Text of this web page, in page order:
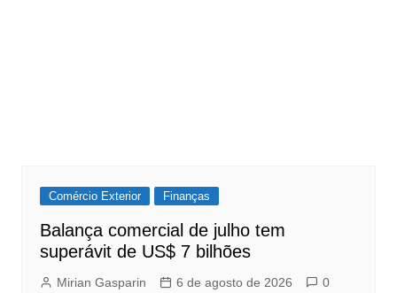
Comércio Exterior Finanças
Balança comercial de julho tem
superávit de US$ 7 bilhões
Mirian Gasparin 6 de agosto de 2026 0